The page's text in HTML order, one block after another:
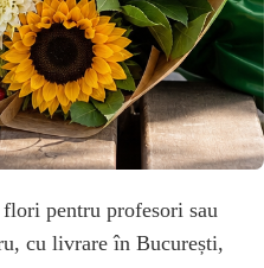
pentru profesori sau
cu livrare în București,